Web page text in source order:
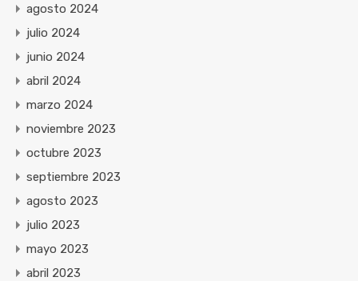
agosto 2024
julio 2024
junio 2024
abril 2024
marzo 2024
noviembre 2023
octubre 2023
septiembre 2023
agosto 2023
julio 2023
mayo 2023
abril 2023